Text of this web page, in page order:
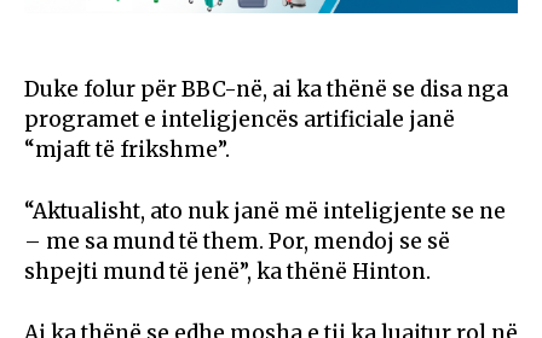
Duke folur për BBC-në, ai ka thënë se disa nga
programet e inteligjencës artificiale janë
“mjaft të frikshme”.
“Aktualisht, ato nuk janë më inteligjente se ne
– me sa mund të them. Por, mendoj se së
shpejti mund të jenë”, ka thënë Hinton.
Ai ka thënë se edhe mosha e tij ka luajtur rol në